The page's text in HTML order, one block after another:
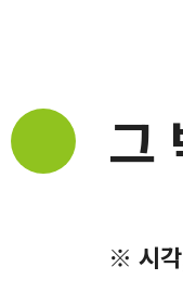
그
※ 시각